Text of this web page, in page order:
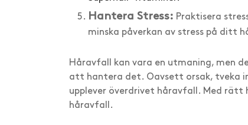
Hantera Stress: Praktisera
minska påverkan av stress på ditt
Håravfall kan vara en utmaning, men
att hantera det. Oavsett orsak, tveka
upplever överdrivet håravfall. Med rätt
håravfall.